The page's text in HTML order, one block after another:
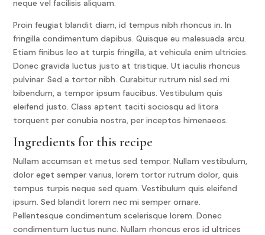
neque vel facilisis aliquam.
Proin feugiat blandit diam, id tempus nibh rhoncus in. In
fringilla condimentum dapibus. Quisque eu malesuada arcu.
Etiam finibus leo at turpis fringilla, at vehicula enim ultricies.
Donec gravida luctus justo at tristique. Ut iaculis rhoncus
pulvinar. Sed a tortor nibh. Curabitur rutrum nisl sed mi
bibendum, a tempor ipsum faucibus. Vestibulum quis
eleifend justo. Class aptent taciti sociosqu ad litora
torquent per conubia nostra, per inceptos himenaeos.
Ingredients for this recipe
Nullam accumsan et metus sed tempor. Nullam vestibulum,
dolor eget semper varius, lorem tortor rutrum dolor, quis
tempus turpis neque sed quam. Vestibulum quis eleifend
ipsum. Sed blandit lorem nec mi semper ornare.
Pellentesque condimentum scelerisque lorem. Donec
condimentum luctus nunc. Nullam rhoncus eros id ultrices